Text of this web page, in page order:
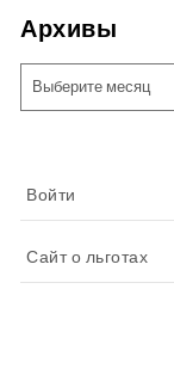
Архивы
Войти
Сайт о льготах